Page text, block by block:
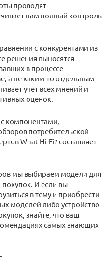
проводят
нам полный контроль
с конкурентами из
решения выносятся
в процессе
а не каким-то отдельным
учет всех мнений и
оценок.
компонентами,
потребительской
What Hi-Fi? составляет
мы выбираем модели для
И если вы
в тему и приобрести
моделей либо устройство
знайте, что ваш
самых знающих